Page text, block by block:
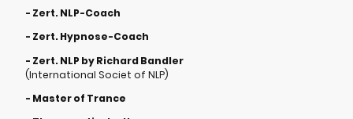
- Zert. NLP-Coach
- Zert. Hypnose-Coach
- Zert. NLP by Richard Bandler
(International Societ of NLP)
- Master of Trance